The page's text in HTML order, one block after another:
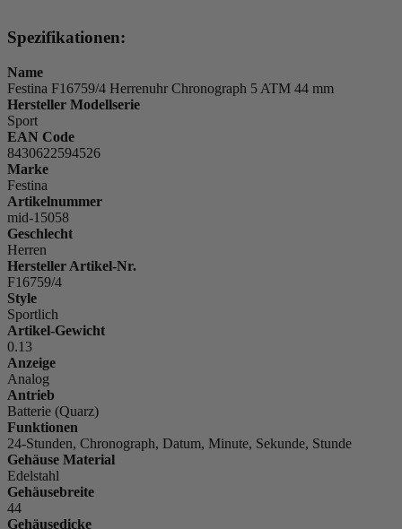
Spezifikationen:
Name
Festina F16759/4 Herrenuhr Chronograph 5 ATM 44 mm
Hersteller Modellserie
Sport
EAN Code
8430622594526
Marke
Festina
Artikelnummer
mid-15058
Geschlecht
Herren
Hersteller Artikel-Nr.
F16759/4
Style
Sportlich
Artikel-Gewicht
0.13
Anzeige
Analog
Antrieb
Batterie (Quarz)
Funktionen
24-Stunden, Chronograph, Datum, Minute, Sekunde, Stunde
Gehäuse Material
Edelstahl
Gehäusebreite
44
Gehäusedicke